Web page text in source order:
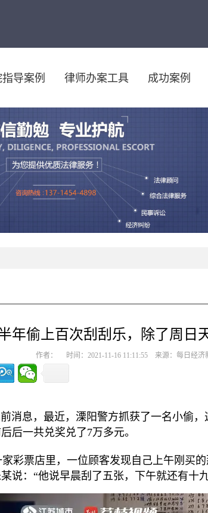
导案例 律师办案工具 成功案例
年偷上百次刮刮乐，除了周日
作者： 时间：2021-11-16 11:11:55 来源：每日经济
消息，最近，溧阳警方抓获了一名小偷
后一共兑奖兑了7万多元。
彩票店里，一位顾客发现自己上午刚买
说：“他说早晨刮了五张，下午就还有十